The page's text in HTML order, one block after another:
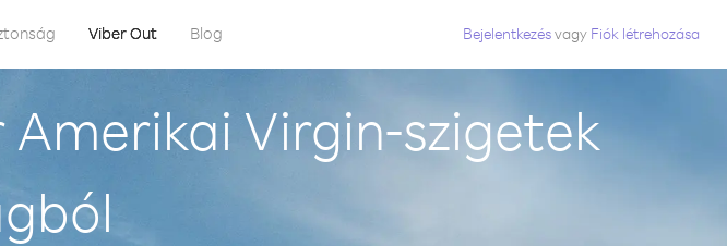
Viber Out Blog Bejelentkezésvagy Fiók létrehozása
Virgin-szigetek